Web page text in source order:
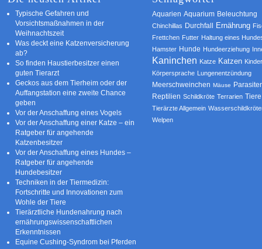
Typische Gefahren und
Vorsichtsmaßnahmen in der
Weihnachtszeit
Was deckt eine Katzenversicherung
ab?
So finden Haustierbesitzer einen
guten Tierarzt
Geckos aus dem Tierheim oder der
Auffangstation eine zweite Chance
geben
Vor der Anschaffung eines Vogels
Vor der Anschaffung einer Katze – ein
Ratgeber für angehende
Katzenbesitzer
Vor der Anschaffung eines Hundes –
Ratgeber für angehende
Hundebesitzer
Techniken in der Tiermedizin:
Fortschritte und Innovationen zum
Wohle der Tiere
Tierärztliche Hundenahrung nach
ernährungswissenschaftlichen
Erkenntnissen
Equine Cushing-Syndrom bei Pferden
Aquarien Aquarium Beleuchtung
Chinchillas Durchfall Ernährung
Frettchen Futter Haltung eines
Hamster Hunde Hundeerziehung
Kaninchen Katze Katzen
Körpersprache Lungenentzündung
Meerschweinchen Mäuse
Reptilien Schildkröte Terrarien Tiere
Tierärzte Allgemein
Welpen